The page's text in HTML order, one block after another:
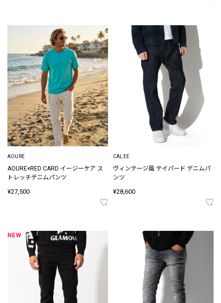
AOURE
AOURE×RED CARD イージーケア ス
トレッチデニムパンツ
¥27,500
CALEE
ヴィンテージ風 テイパード デニムパ
ンツ
¥28,600
NEW